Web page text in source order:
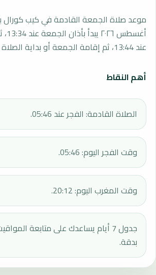
عند 13:44، ثم إقامة الجمعة أو بداية الصلاة عند 14:14.
أهم النقاط
الصلاة القادمة: الفجر عند 05:46.
وقت الفجر اليوم: 05:46.
وقت المغرب اليوم: 20:12.
جدول 7 أيام يساعدك على متابعة
بدقة.